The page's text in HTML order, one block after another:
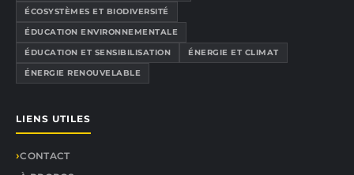
ÉCOSYSTÈMES ET BIODIVERSITÉ
ÉDUCATION ENVIRONNEMENTALE
ÉDUCATION ET SENSIBILISATION
ÉNERGIE ET CLIMAT
ÉNERGIE RENOUVELABLE
LIENS UTILES
CONTACT